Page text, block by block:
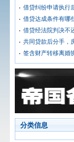
借贷纠纷申请执行
借贷达成条件有哪
借贷经法院判决不
共同贷款后分手，
签含财产转移离婚
分类信息